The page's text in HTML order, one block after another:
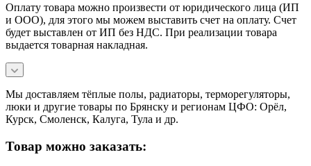
Оплату товара можно произвести от юридического лица (ИП
и ООО), для этого мы можем выставить счет на оплату. Счет
будет выставлен от ИП без НДС. При реализации товара
выдается товарная накладная.
Мы доставляем тёплые полы, радиаторы, терморегуляторы,
люки и другие товары по Брянску и регионам ЦФО: Орёл,
Курск, Смоленск, Калуга, Тула и др.
Товар можно заказать: